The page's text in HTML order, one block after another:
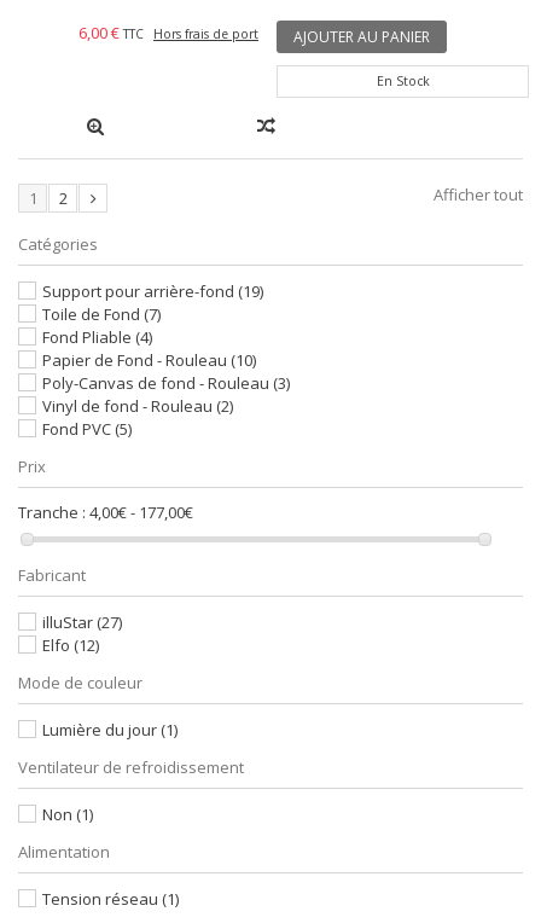
6,00 € TTC Hors frais de port AJOUTER AU PANIER
En Stock
Afficher tout
1 2
Catégories
Support pour arrière-fond (19)
Toile de Fond (7)
Fond Pliable (4)
Papier de Fond - Rouleau (10)
Poly-Canvas de fond - Rouleau (3)
Vinyl de fond - Rouleau (2)
Fond PVC (5)
Prix
Tranche : 4,00€ - 177,00€
Fabricant
illuStar (27)
Elfo (12)
Mode de couleur
Lumière du jour (1)
Ventilateur de refroidissement
Non (1)
Alimentation
Tension réseau (1)